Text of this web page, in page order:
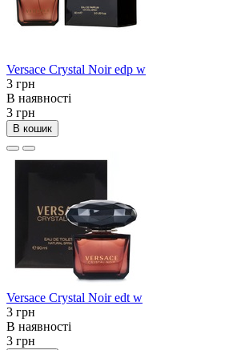
Versace Crystal Noir edp w
3 грн
В наявності
3 грн
В кошик
Versace Crystal Noir edt w
3 грн
В наявності
3 грн